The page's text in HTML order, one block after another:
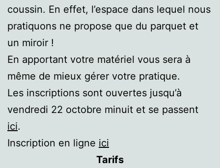
coussin. En effet, l’espace dans lequel nous
pratiquons ne propose que du parquet et
un miroir !
En apportant votre matériel vous sera à
même de mieux gérer votre pratique.
Les inscriptions sont ouvertes jusqu’à
vendredi 22 octobre minuit et se passent
ici.
Inscription en ligne ici
Tarifs